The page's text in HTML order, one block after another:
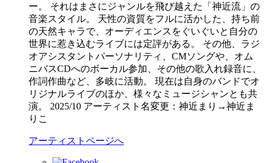
ー。 それはまさにジャンルを飛び越えた「神近流」の
音楽スタイル。 天性の資質をフルに活かした、持ち前
の天然キャラで、オーディエンスをぐいぐいと自分の
世界に惹き込むライブには定評がある。 その他、ラジ
オアシスタントパーソナリティ、CMソングや、オム
ニバスCDへのボーカル参加、その他の歌入れ録音に、
作詞作曲など、多岐に活動。 現在は自身のバンドでオ
リジナルライブのほか、様々なミュージシャンとも共
演。 2025/10 アーティスト名変更：神近まり→神近ま
りこ
アーティストページへ